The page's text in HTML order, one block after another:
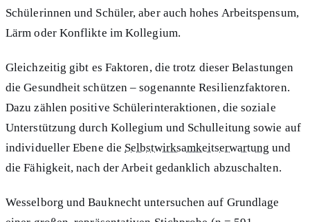
Schülerinnen und Schüler, aber auch hohes Arbeitspensum,
Lärm oder Konflikte im Kollegium.
Gleichzeitig gibt es Faktoren, die trotz dieser Belastungen
die Gesundheit schützen – sogenannte Resilienzfaktoren.
Dazu zählen positive Schülerinteraktionen, die soziale
Unterstützung durch Kollegium und Schulleitung sowie auf
individueller Ebene die Selbstwirksamkeitserwartung und
die Fähigkeit, nach der Arbeit gedanklich abzuschalten.
Wesselborg und Bauknecht untersuchen auf Grundlage